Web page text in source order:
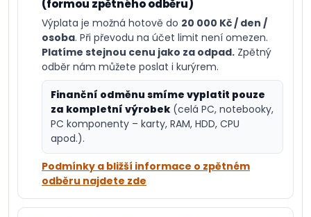
(formou zpětného odběru)
Výplata je možná hotově do 20 000 Kč / den /
osoba. Při převodu na účet limit není omezen.
Platíme stejnou cenu jako za odpad. Zpětný
odběr nám můžete poslat i kurýrem.
Finanční odměnu smíme vyplatit pouze
za kompletní výrobek (celá PC, notebooky,
PC komponenty – karty, RAM, HDD, CPU
apod.).
Podmínky a bližší informace o zpětném
odběru najdete zde